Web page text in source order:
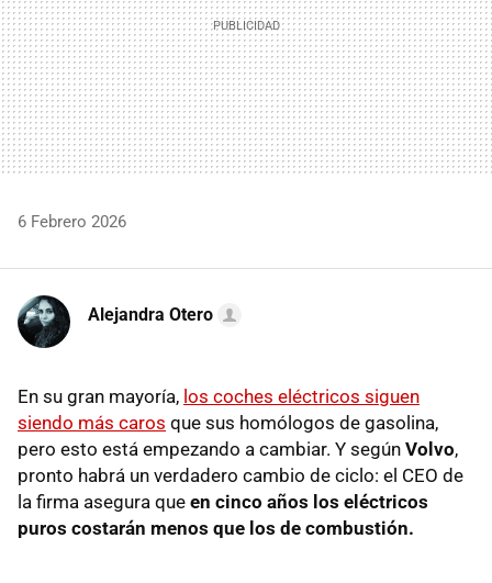
6 Febrero 2026
Alejandra Otero
En su gran mayoría, los coches eléctricos siguen
siendo más caros que sus homólogos de gasolina,
pero esto está empezando a cambiar. Y según Volvo,
pronto habrá un verdadero cambio de ciclo: el CEO de
la firma asegura que en cinco años los eléctricos
puros costarán menos que los de combustión.